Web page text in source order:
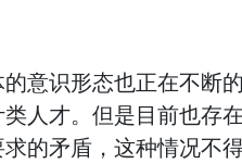
意识形态也正在不断
人才。但是目前也存
的矛盾，这种情况不